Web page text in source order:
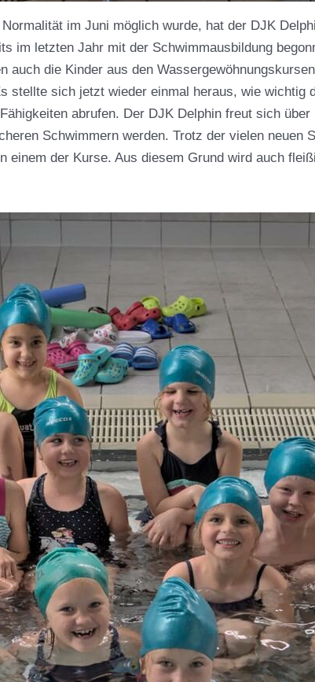
im Juni möglich wurde, hat der DJK
im letzten Jahr mit der Schwimmausbildung
auch die Kinder aus den
stellte sich jetzt wieder einmal heraus, wie wichtig
abrufen. Der DJK Delphin freut sich
Schwimmern werden. Trotz der vielen
einem der Kurse. Aus diesem Grund wird auch